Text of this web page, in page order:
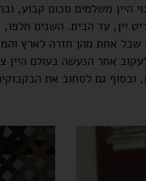
היין משלמים סכום קבוע,
יין, עד הבית. השנים
שכל אחת מהן חזרה לארץ
אחר הנעשה בעולם היין
ובסוף גם לסחוב את